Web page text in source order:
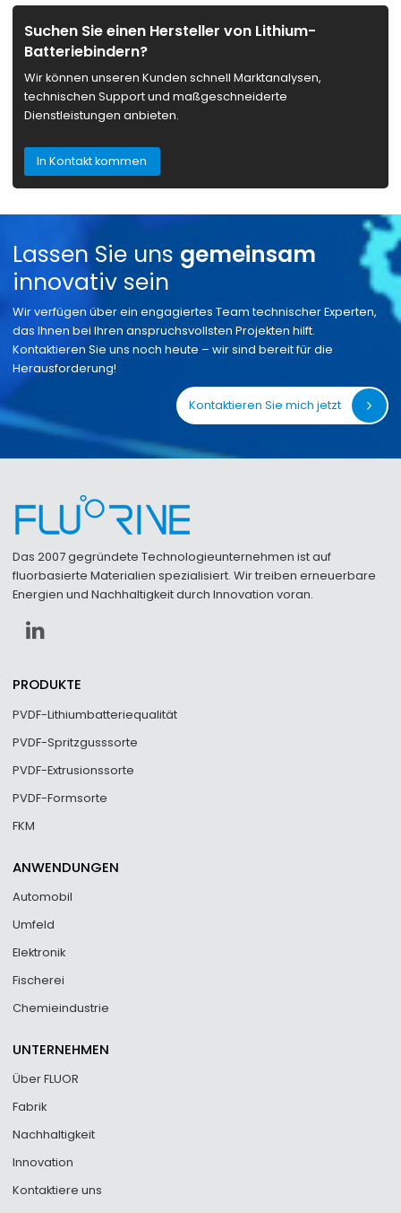
Suchen Sie einen Hersteller von Lithium-
Batteriebindern?
Wir können unseren Kunden schnell Marktanalysen,
technischen Support und maßgeschneiderte
Dienstleistungen anbieten.
In Kontakt kommen
Lassen Sie uns gemeinsam
innovativ sein
Wir verfügen über ein engagiertes Team technischer Experten,
das Ihnen bei Ihren anspruchsvollsten Projekten hilft.
Kontaktieren Sie uns noch heute – wir sind bereit für die
Herausforderung!
Kontaktieren Sie mich jetzt
Das 2007 gegründete Technologieunternehmen ist auf
fluorbasierte Materialien spezialisiert. Wir treiben erneuerbare
Energien und Nachhaltigkeit durch Innovation voran.
PRODUKTE
PVDF-Lithiumbatteriequalität
PVDF-Spritzgusssorte
PVDF-Extrusionssorte
PVDF-Formsorte
FKM
ANWENDUNGEN
Automobil
Umfeld
Elektronik
Fischerei
Chemieindustrie
UNTERNEHMEN
Über FLUOR
Fabrik
Nachhaltigkeit
Innovation
Kontaktiere uns